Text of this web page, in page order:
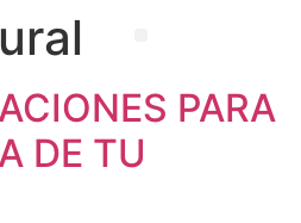
PARA
DE TU